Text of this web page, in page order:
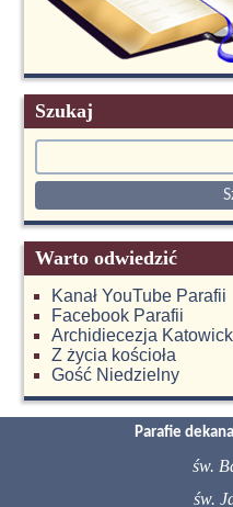
Szukaj
Warto odwiedzić
Kanał YouTube Parafii
Facebook Parafii
Archidiecezja
Z życia kościoła
Gość Niedzielny
Parafie
św.
św.